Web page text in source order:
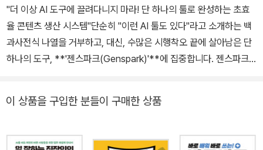
순히 마케팅만 하기보다는 브랜딩을 통해 꾸준한 고객사의 성장을 고
민하는 마케터로, '고객이 마케터다'라는 신념을 가지고 모든 마케팅
의 목표를 '입소문'으로 진행한다. 마케팅이란 결국 고객의 자발적인
후기와 리뷰를 만들어 내는 시스템이며, 이 시스템을 어떻게 설계하
사 그로스 마케팅 컨설턴트, 아이보스 강사, 네이버 에드위드 강사이
다.
"더 이상 AI 도구에 끌려다니지 마라! 단 하나의 툴로 완성하는 초효
율 콘텐츠 생산 시스템"단순히 "이런 AI 툴도 있다"라고 소개하는 백
과사전식 나열을 거부하고, 대신, 수많은 시행착오 끝에 살아남은 단
하나의 도구, **'젠스파크(Genspark)'**에 집중합니다. 젠스파크
관점에서, 불필요한 구독료를 줄이고 가장 적은 비용으로 가장 꾸준
개합니다. ■ '디지털 월세'의 늪에서 빠져나와 '콘텐츠 공장주'가 되는
이 상품을 구입한 분들이 구매한 상품